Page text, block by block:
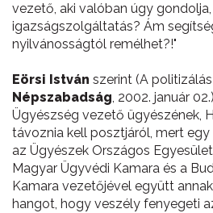
vezető, aki valóban úgy
igazságszolgáltatás? Ám
nyilvánosságtól remélhet?!"
Eörsi István szerint (A
Népszabadság, 2002. január
Ügyészség vezető ügyészének,
távoznia kell posztjáról, mert egy
az Ügyészek Országos
Magyar Ügyvédi Kamara és a
Kamara vezetőjével együtt
hangot, hogy veszély fenyegeti